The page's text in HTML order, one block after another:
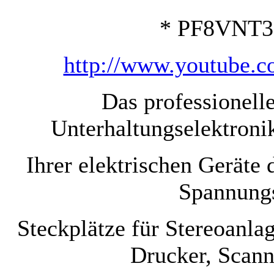
*
http://
Das
Ihrer elektrischen Geräte
Steckplätze für
Drucker,